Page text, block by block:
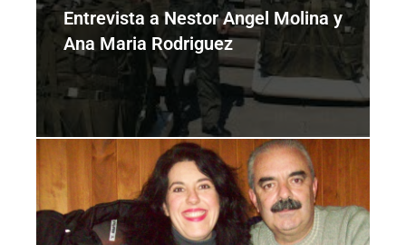
Entrevista a Nestor Angel Molina y
Ana Maria Rodriguez